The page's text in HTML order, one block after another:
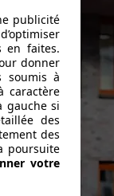
publicité
en faites.
donner
soumis à
caractère
gauche si
des
des
poursuite
votre